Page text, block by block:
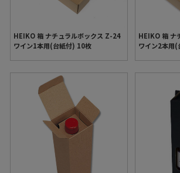
HEIKO 箱 ナチュラルボックス Z-24
ワイン1本用(台紙付) 10枚
HEIKO 箱 ナ
ワイン2本用